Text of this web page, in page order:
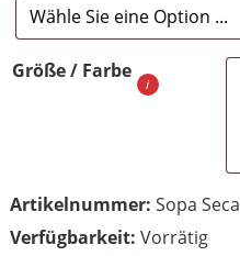
Größe / Farbe
Artikelnummer: Sopa Seca
Vorrätig